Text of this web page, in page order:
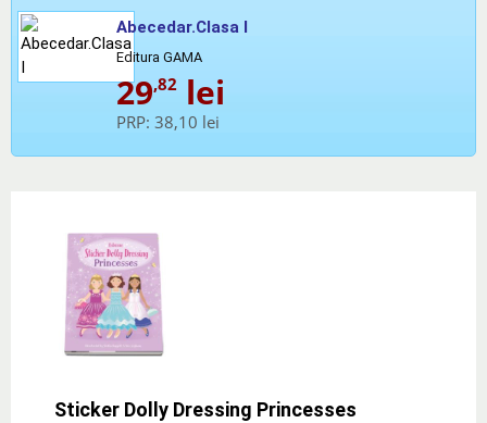
Abecedar.Clasa I
Editura GAMA
29,82 lei
PRP: 38,10 lei
Sticker Dolly Dressing Princesses